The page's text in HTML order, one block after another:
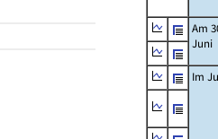
Am
Juni
Im